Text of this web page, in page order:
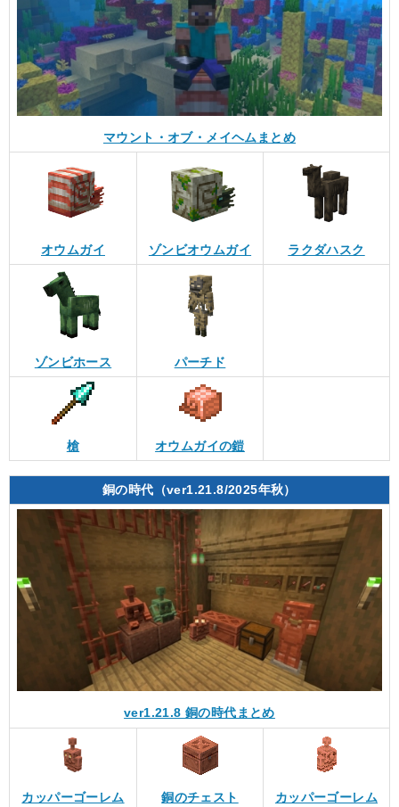
マウント・オブ・メイヘムまとめ
オウムガイ ゾンビオウムガイ ラクダハスク
ゾンビホース パーチド
槍 オウムガイの鎧
銅の時代（ver1.21.8/2025年秋）
ver1.21.8 銅の時代まとめ
カッパーゴーレム 銅のチェスト
カッパーゴーレム